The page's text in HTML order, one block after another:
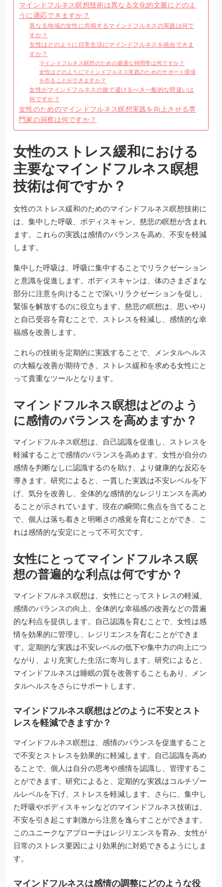
マインドフルネス瞑想技術は異なる文化的文脈にどのよ
うに適応できますか？
異なる地域の女性に共鳴するマインドフルネスの実践は何で
すか？
女性はどのように日常生活にマインドフルネスを統合できま
すか？
マインドフルネス瞑想のための最適な時間帯は何ですか？
女性はどのようにマインドフルネス実践のためのサポート環境
を作ることができますか？
女性がマインドフルネスの旅で避けるべき一般的な間違いは
何ですか？
女性のためのマインドフルネス瞑想実践を向上させる専
門家の洞察は何ですか？
女性のストレス緩和における
主要なマインドフルネス瞑想
技術は何ですか？
女性のストレス緩和のためのマインドフルネス瞑想技術に
は、集中した呼吸、ボディスキャン、慈悲の瞑想が含まれ
ます。これらの実践は感情のバランスを高め、不安を軽減
します。
集中した呼吸は、呼吸に集中することでリラクゼーション
と意識を促進します。ボディスキャンは、体のさまざまな
部分に注意を向けることで深いリラクゼーションを促し、
緊張を解放するのに役立ちます。慈悲の瞑想は、思いやり
と自己受容を育むことで、ストレスを軽減し、感情的な幸
福感を改善します。
これらの技術を定期的に実践することで、メンタルヘルス
の大幅な改善が期待でき、ストレス緩和を求める女性にと
って貴重なツールとなります。
マインドフルネス瞑想はどのよう
に感情のバランスを高めますか？
マインドフルネス瞑想は、自己認識を促進し、ストレスを
軽減することで感情のバランスを高めます。女性が自分の
感情を判断なしに認識するのを助け、より健康的な反応を
導きます。研究によると、一貫した実践は不安レベルを下
げ、気分を改善し、全体的な感情的なレジリエンスを高め
ることが示されています。現在の瞬間に焦点を当てること
で、個人は落ち着きと明晰さの感覚を育むことができ、こ
れは感情的な安定にとって不可欠です。
女性にとってマインドフルネス瞑
想の普遍的な利点は何ですか？
マインドフルネス瞑想は、女性にとってストレスの軽減、
感情のバランスの向上、全体的な幸福感の改善などの普遍
的な利点を提供します。自己認識を育むことで、女性は感
情を効果的に管理し、レジリエンスを育むことができま
す。定期的な実践は不安レベルの低下や集中力の向上につ
ながり、より充実した生活に寄与します。研究によると、
マインドフルネスは睡眠の質を改善することもあり、メン
タルヘルスをさらにサポートします。
マインドフルネス瞑想はどのように不安とスト
レスを軽減できますか？
マインドフルネス瞑想は、感情のバランスを促進すること
で不安とストレスを効果的に軽減します。自己認識を高め
ることで、個人は自分の思考や感情を認識し、管理するこ
とができます。研究によると、定期的な実践はコルチゾー
ルレベルを下げ、ストレスを軽減します。さらに、集中し
た呼吸やボディスキャンなどのマインドフルネス技術は、
不安を引き起こす刺激から注意を逸らすことができます。
このユニークなアプローチはレジリエンスを育み、女性が
日常のストレス要因により効果的に対処できるようにしま
す。
マインドフルネスは感情の調整にどのような役